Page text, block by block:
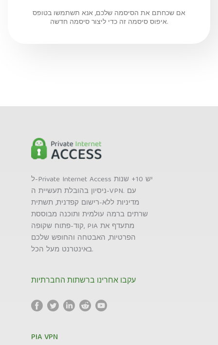
אם שכחתם את הסיסמה שלכם, אנא תשתמשו בטופס
איפוס סיסמה זה כדי ליצור סיסמה חדשה.
ל-Private Internet Access יש 10+ שנות
ניסיון בהובלת תעשיית ה-VPN. עם
מדיניות ללא-רישום קפדנית, תשתית
שרתים ברמה עולמית ותוכנה מבוססת
קוד-פתוח שקופה, PIA מתעדף את
הפרטיות, האבטחה והחופש שלכם
באינטרנט מעל הכל.
עקבו אחרינו ברשתות החברתיות
PIA VPN